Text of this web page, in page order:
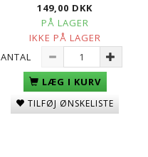
149,00 DKK
PÅ LAGER
IKKE PÅ LAGER
ANTAL
LÆG I KURV
TILFØJ ØNSKELISTE